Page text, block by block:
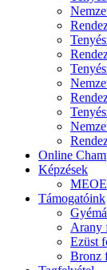
Online
Képzések
MEOE
Támogatóink
Arany
Ezüst
Bronz